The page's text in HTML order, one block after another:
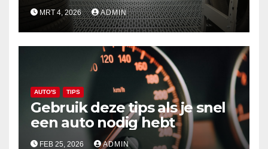
MRT 4, 2026 ADMIN
AUTO'S TIPS
Gebruik deze tips als je snel
een auto nodig hebt
FEB 25, 2026 ADMIN